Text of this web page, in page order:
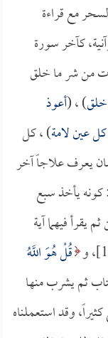
السحر مع قراءة
كآخر سورة
من شر ما خلق
خلق) ، (أعوذ
عين لامة) ، كل
يعرف علاجاً آخر
كونه يأخذ سبع
فيهما آية
قُلْ هُوَ اللَّهُ
الكتاب ثم يشرب منها
وقد استعملناه